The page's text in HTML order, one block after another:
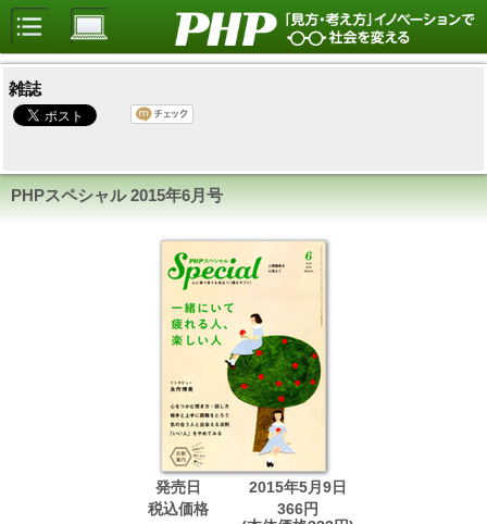
雑誌
PHPスペシャル2015年6月号
発売日
2015年5月9日
税込価格
366円